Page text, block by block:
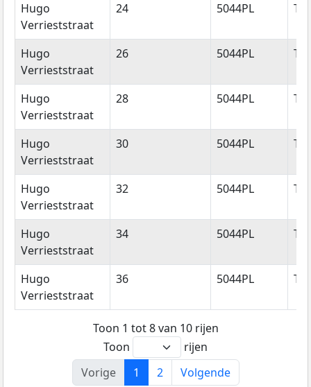
Hugo
Verrieststraat
24 5044PL
Hugo
Verrieststraat
26 5044PL
Hugo
Verrieststraat
28 5044PL
Hugo
Verrieststraat
30 5044PL
Hugo
Verrieststraat
32 5044PL
Hugo
Verrieststraat
34 5044PL
Hugo
Verrieststraat
36 5044PL
Toon 1 tot 8 van 10 rijen
Toon
rijen
Vorige
1 2 Volgende